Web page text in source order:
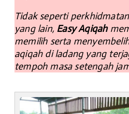
Tidak seperti
yang lain, Easy Aqiqah
memilih serta
aqiqah di ladang yang
tempoh masa setengah